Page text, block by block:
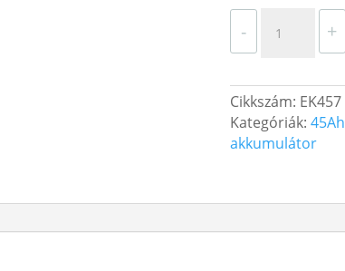
-
Start
Akkumulátor
12V
45Ah
Bal+
+
Cikkszám: EK457
Kategóriák: 45Ah
akkumulátor